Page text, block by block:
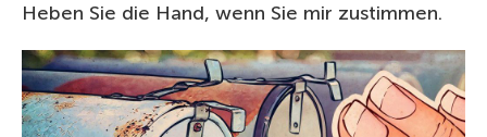
Heben Sie die Hand, wenn Sie mir zustimmen.